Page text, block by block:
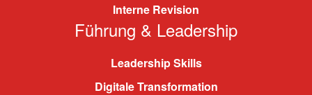
Interne Revision
Führung & Leadership
Leadership Skills
Digitale Transformation